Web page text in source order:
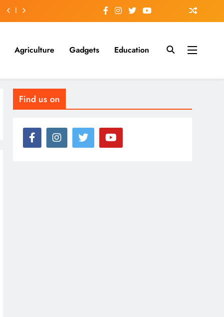
Agriculture Gadgets Education
Find us on